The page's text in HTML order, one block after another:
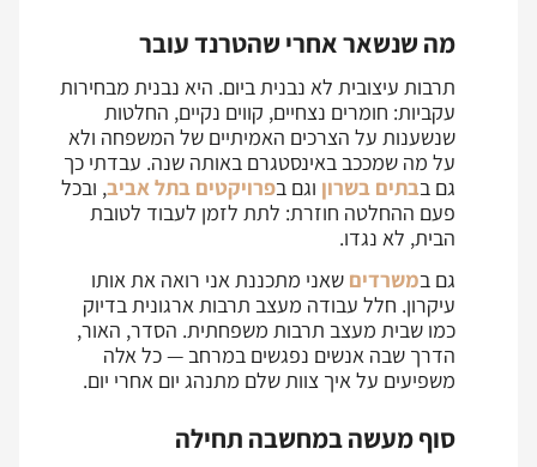
מה שנשאר אחרי שהטרנד עובר
תרבות עיצובית לא נבנית ביום. היא נבנית מבחירות
עקביות: חומרים נצחיים, קווים נקיים, החלטות
שנשענות על הצרכים האמיתיים של המשפחה ולא
על מה שמככב באינסטגרם באותה שנה. עבדתי כך
גם בבתים בשרון וגם בפרויקטים בתל אביב, ובכל
פעם ההחלטה חוזרת: לתת לזמן לעבוד לטובת
הבית, לא נגדו.
גם במשרדים שאני מתכננת אני רואה את אותו
עיקרון. חלל עבודה מעצב תרבות ארגונית בדיוק
כמו שבית מעצב תרבות משפחתית. הסדר, האור,
הדרך שבה אנשים נפגשים במרחב — כל אלה
משפיעים על איך צוות שלם מתנהג יום אחרי יום.
סוף מעשה במחשבה תחילה